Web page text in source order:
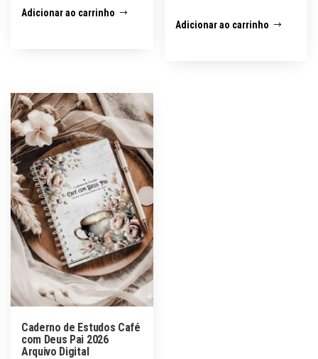
Adicionar ao carrinho
Adicionar ao carrinho
Caderno de Estudos Café
com Deus Pai 2026
Arquivo Digital